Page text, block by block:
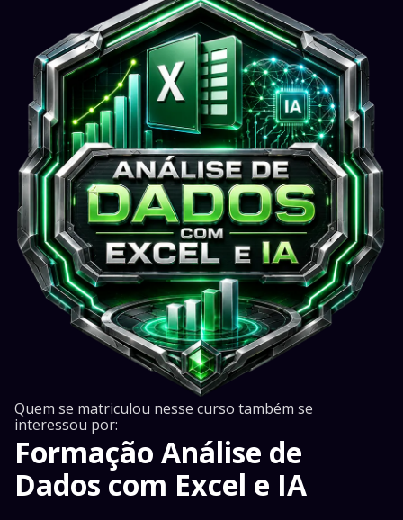
Quem se matriculou nesse curso também se
interessou por:
Formação Análise de
Dados com Excel e IA